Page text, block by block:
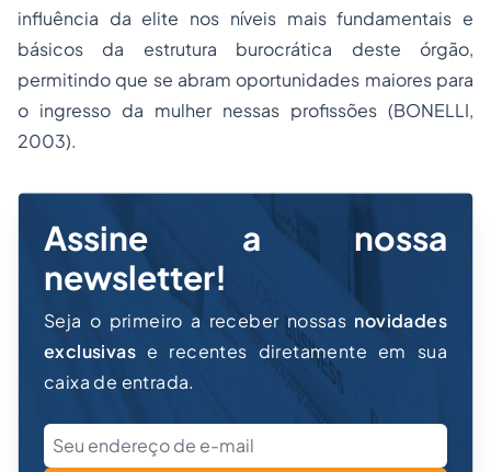
influência da elite nos níveis mais fundamentais e
básicos da estrutura burocrática deste órgão,
permitindo que se abram oportunidades maiores para
o ingresso da mulher nessas profissões (BONELLI,
2003).
Assine a nossa
newsletter!
Seja o primeiro a receber nossas novidades
exclusivas e recentes diretamente em sua
caixa de entrada.